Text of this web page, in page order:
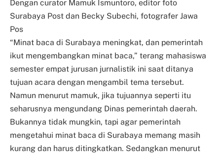
Dengan curator Mamuk Ismuntoro, editor foto
Surabaya Post dan Becky Subechi, fotografer Jawa
Pos
“Minat baca di Surabaya meningkat, dan pemerintah
ikut mengembangkan minat baca,” terang mahasiswa
semester empat jurusan jurnalistik ini saat ditanya
tujuan acara dengan mengambil tema tersebut.
Namun menurut mamuk, jika tujuannya seperti itu
seharusnya mengundang Dinas pemerintah daerah.
Bukannya tidak mungkin, tapi agar pemerintah
mengetahui minat baca di Surabaya memang masih
kurang dan harus ditingkatkan. Sedangkan menurut